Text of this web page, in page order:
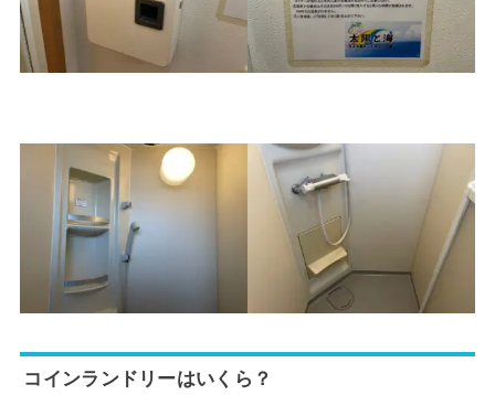
コインランドリーはいくら？